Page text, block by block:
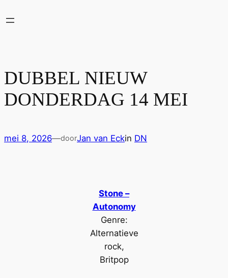
naar
DUBBEL NIEUW
DONDERDAG 14 MEI
mei 8, 2026—doorJan van Eckin DN
Stone –
Autonomy
Genre:
Alternatieve
rock,
Britpop